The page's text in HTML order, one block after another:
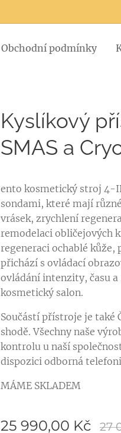
Obchodní podmínky
Kyslíkový
SMAS a
ento kosmetický stroj 4-
sondami, které mají
vrásek, zrychlení
remodelaci obličejových
regeneraci ochablé
přichází s ovládací
ovládání intenzity, času a
kosmetický salon.
Součástí přístroje je také
shodě. Všechny naše
kontrolu u naší
dispozici odborná
MÁME SKLADEM
25 990,00 Kč 27